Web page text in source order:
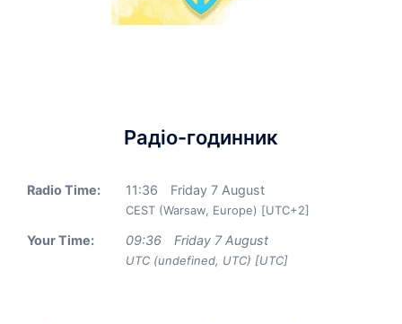
Радіо-годинник
Radio Time: 11:36 Friday 7 August
CEST (Warsaw, Europe) [UTC+2]
Your Time: 09:36 Friday 7 August
UTC (undefined, UTC) [UTC]